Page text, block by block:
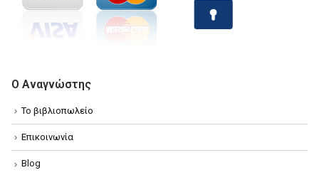
Ο Αναγνώστης
Το βιβλιοπωλείο
Επικοινωνία
Blog